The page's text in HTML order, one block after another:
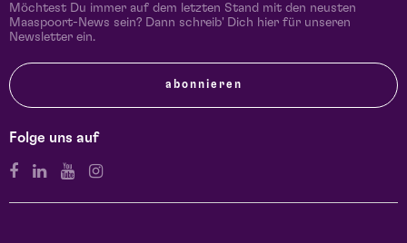
Möchtest Du immer auf dem letzten Stand mit den neusten
Maaspoort-News sein? Dann schreib' Dich hier für unseren
Newsletter ein.
abonnieren
Folge uns auf